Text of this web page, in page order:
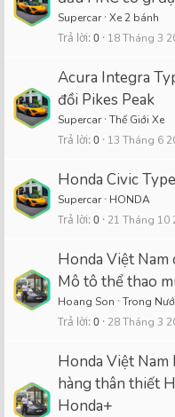
Supercar Xe 2 bánh
Trả lời 0 18 Tháng 3
Acura Integra
đồi Pikes Peak
Supercar Thế Giới Xe
Trả lời 0 13 Tháng 6
Honda Civic
Supercar HONDA
Trả lời 0 21 Tháng 10
Honda Việt
Mô tô thể thao
Hoang Son Trong
Trả lời 0 28 Tháng 3
Honda Việt Nam
hàng thân thiết
Honda+